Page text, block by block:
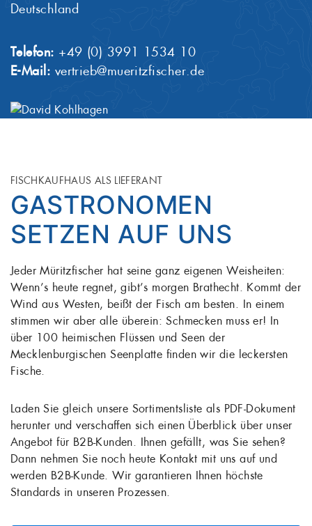
Deutschland
Telefon: +49 (0) 3991 1534 10
E-Mail: vertrieb@mueritzfischer.de
FISCHKAUFHAUS ALS LIEFERANT
GASTRONOMEN
SETZEN AUF UNS
Jeder Müritzfischer hat seine ganz eigenen Weisheiten:
Wenn’s heute regnet, gibt’s morgen Brathecht. Kommt der
Wind aus Westen, beißt der Fisch am besten. In einem
stimmen wir aber alle überein: Schmecken muss er! In
über 100 heimischen Flüssen und Seen der
Mecklenburgischen Seenplatte finden wir die leckersten
Fische.
Laden Sie gleich unsere Sortimentsliste als PDF-Dokument
herunter und verschaffen sich einen Überblick über unser
Angebot für B2B-Kunden. Ihnen gefällt, was Sie sehen?
Dann nehmen Sie noch heute Kontakt mit uns auf und
werden B2B-Kunde. Wir garantieren Ihnen höchste
Standards in unseren Prozessen.